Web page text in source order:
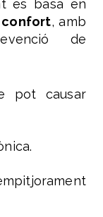
es basa en
confort, amb
de
pot causar